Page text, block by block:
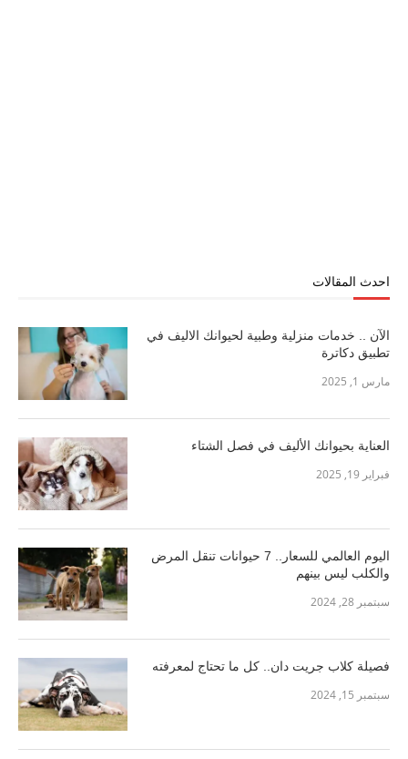
احدث المقالات
الآن .. خدمات منزلية وطبية لحيوانك الاليف في
تطبيق دكاترة
مارس 1, 2025
العناية بحيوانك الأليف في فصل الشتاء
فبراير 19, 2025
اليوم العالمي للسعار.. 7 حيوانات تنقل المرض
والكلب ليس بينهم
سبتمبر 28, 2024
فصيلة كلاب جريت دان.. كل ما تحتاج لمعرفته
سبتمبر 15, 2024